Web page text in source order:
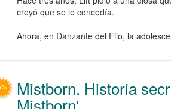
creyó que se le concedía.
Ahora, en Danzante del Filo, la
Mistborn. Historia
Mistborn'